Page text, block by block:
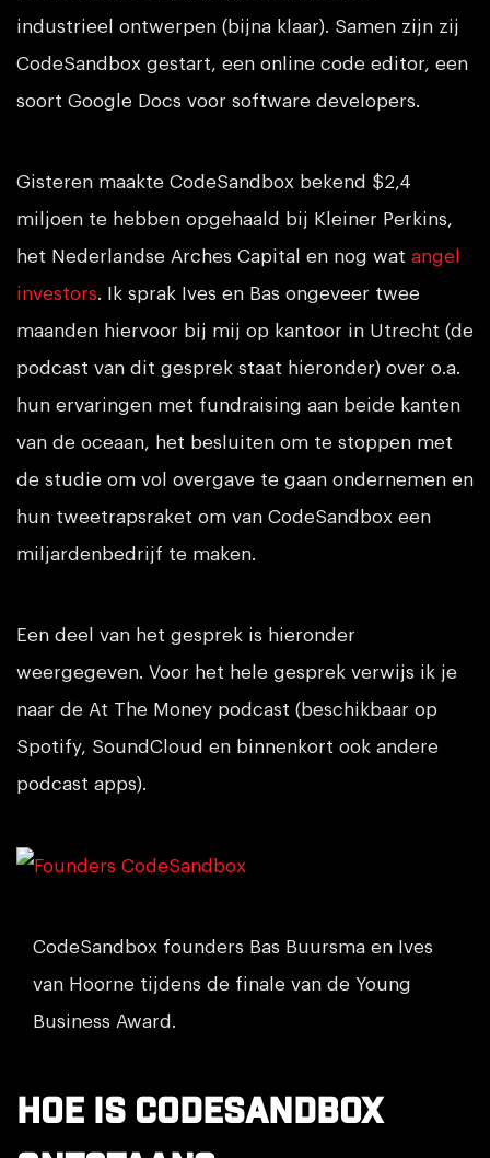
industrieel ontwerpen (bijna klaar). Samen zijn zij
CodeSandbox gestart, een online code editor, een
soort Google Docs voor software developers.
Gisteren maakte CodeSandbox bekend $2,4
miljoen te hebben opgehaald bij Kleiner Perkins,
het Nederlandse Arches Capital en nog wat angel
investors. Ik sprak Ives en Bas ongeveer twee
maanden hiervoor bij mij op kantoor in Utrecht (de
podcast van dit gesprek staat hieronder) over o.a.
hun ervaringen met fundraising aan beide kanten
van de oceaan, het besluiten om te stoppen met
de studie om vol overgave te gaan ondernemen en
hun tweetrapsraket om van CodeSandbox een
miljardenbedrijf te maken.
Een deel van het gesprek is hieronder
weergegeven. Voor het hele gesprek verwijs ik je
naar de At The Money podcast (beschikbaar op
Spotify, SoundCloud en binnenkort ook andere
podcast apps).
CodeSandbox founders Bas Buursma en Ives
van Hoorne tijdens de finale van de Young
Business Award.
Hoe is CodeSandbox